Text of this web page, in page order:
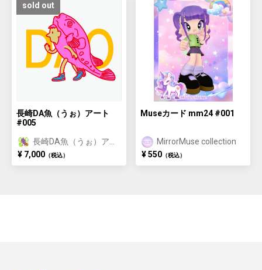
sold out
長崎DA魚（うぉ）アート
#005
長崎DA魚（うぉ）アー
ト/長崎おさかな体験特
典付き
¥ 7,000 （税込）
Museカード mm24 #001
MirrorMuse collection
¥ 550 （税込）